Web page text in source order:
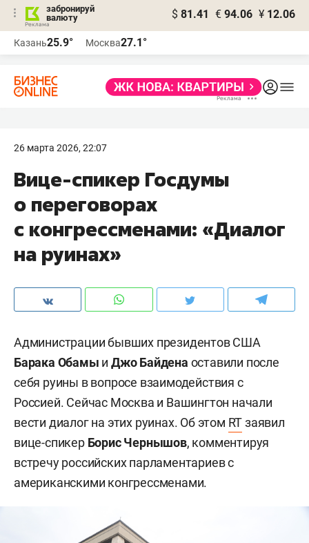
забронируй
валюту
$ 81.41 € 94.06 ¥ 12.06
Казань25.9° Москва27.1°
26 марта 2026, 22:07
Вице-спикер Госдумы
о переговорах
с конгрессменами: «Диалог
на руинах»
Администрации бывших президентов США
Барака Обамы иДжо Байдена оставили после
себя руины в вопросе взаимодействия с
Россией. Сейчас Москва и Вашингтон начали
вести диалог на этих руинах. Об этом RTзаявил
вице-спикер Борис Чернышов, комментируя
встречу российских парламентариев с
американскими конгрессменами.